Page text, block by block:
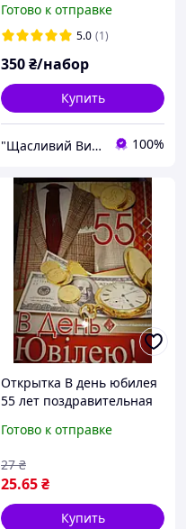
нержавеющей стали с
поздравительной
Готово к отправке
5.0 (1)
350₴/набор
Купить
"Щасливий Випадок" - Інтернет-магазин парних прикрас і ланцюжків 100%
Открытка В день юбилея
55 лет поздравительная
Готово к отправке
25.65₴
27 ₴
Купить